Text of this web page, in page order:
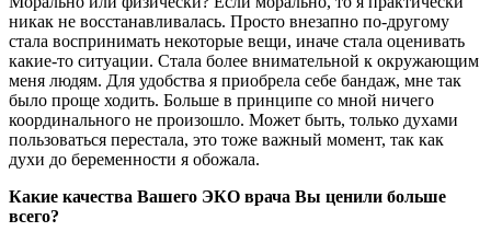
никак не восстанавливалась. Просто внезапно по-другому
стала воспринимать некоторые вещи, иначе стала оценивать
какие-то ситуации. Стала более внимательной к окружающим
меня людям. Для удобства я приобрела себе бандаж, мне так
было проще ходить. Больше в принципе со мной ничего
координального не произошло. Может быть, только духами
пользоваться перестала, это тоже важный момент, так как
духи до беременности я обожала.
Какие качества Вашего ЭКО врача Вы ценили больше
всего?